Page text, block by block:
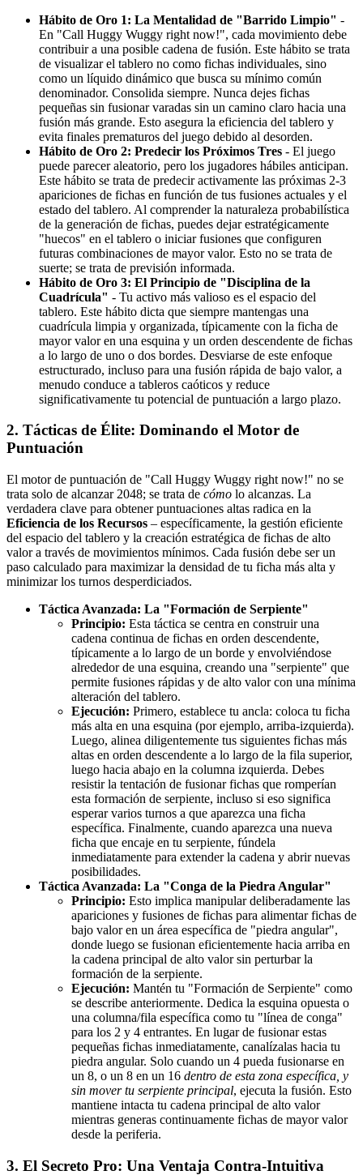
Hábito de Oro 1: La Mentalidad de "Barrido Limpio" -
En "Call Huggy Wuggy right now!", cada movimiento debe
contribuir a una posible cadena de fusión. Este hábito se trata
de visualizar el tablero no como fichas individuales, sino
como un líquido dinámico que busca su mínimo común
denominador. Consolida siempre. Nunca dejes fichas
pequeñas sin fusionar varadas sin un camino claro hacia una
fusión más grande. Esto asegura la eficiencia del tablero y
evita finales prematuros del juego debido al desorden.
Hábito de Oro 2: Predecir los Próximos Tres - El juego
puede parecer aleatorio, pero los jugadores hábiles anticipan.
Este hábito se trata de predecir activamente las próximas 2-3
apariciones de fichas en función de tus fusiones actuales y el
estado del tablero. Al comprender la naturaleza probabilística
de la generación de fichas, puedes dejar estratégicamente
"huecos" en el tablero o iniciar fusiones que configuren
futuras combinaciones de mayor valor. Esto no se trata de
suerte; se trata de previsión informada.
Hábito de Oro 3: El Principio de "Disciplina de la
Cuadrícula" - Tu activo más valioso es el espacio del
tablero. Este hábito dicta que siempre mantengas una
cuadrícula limpia y organizada, típicamente con la ficha de
mayor valor en una esquina y un orden descendente de fichas
a lo largo de uno o dos bordes. Desviarse de este enfoque
estructurado, incluso para una fusión rápida de bajo valor, a
menudo conduce a tableros caóticos y reduce
significativamente tu potencial de puntuación a largo plazo.
2. Tácticas de Élite: Dominando el Motor de
Puntuación
El motor de puntuación de "Call Huggy Wuggy right now!" no se
trata solo de alcanzar 2048; se trata de cómo lo alcanzas. La
verdadera clave para obtener puntuaciones altas radica en la
Eficiencia de los Recursos – específicamente, la gestión eficiente
del espacio del tablero y la creación estratégica de fichas de alto
valor a través de movimientos mínimos. Cada fusión debe ser un
paso calculado para maximizar la densidad de tu ficha más alta y
minimizar los turnos desperdiciados.
Táctica Avanzada: La "Formación de Serpiente"
Principio: Esta táctica se centra en construir una
cadena continua de fichas en orden descendente,
típicamente a lo largo de un borde y envolviéndose
alrededor de una esquina, creando una "serpiente" que
permite fusiones rápidas y de alto valor con una mínima
alteración del tablero.
Ejecución: Primero, establece tu ancla: coloca tu ficha
más alta en una esquina (por ejemplo, arriba-izquierda).
Luego, alinea diligentemente tus siguientes fichas más
altas en orden descendente a lo largo de la fila superior,
luego hacia abajo en la columna izquierda. Debes
resistir la tentación de fusionar fichas que romperían
esta formación de serpiente, incluso si eso significa
esperar varios turnos a que aparezca una ficha
específica. Finalmente, cuando aparezca una nueva
ficha que encaje en tu serpiente, fúndela
inmediatamente para extender la cadena y abrir nuevas
posibilidades.
Táctica Avanzada: La "Conga de la Piedra Angular"
Principio: Esto implica manipular deliberadamente las
apariciones y fusiones de fichas para alimentar fichas de
bajo valor en un área específica de "piedra angular",
donde luego se fusionan eficientemente hacia arriba en
la cadena principal de alto valor sin perturbar la
formación de la serpiente.
Ejecución: Mantén tu "Formación de Serpiente" como
se describe anteriormente. Dedica la esquina opuesta o
una columna/fila específica como tu "línea de conga"
para los 2 y 4 entrantes. En lugar de fusionar estas
pequeñas fichas inmediatamente, canalízalas hacia tu
piedra angular. Solo cuando un 4 pueda fusionarse en
un 8, o un 8 en un 16 dentro de esta zona específica, y
sin mover tu serpiente principal, ejecuta la fusión. Esto
mantiene intacta tu cadena principal de alto valor
mientras generas continuamente fichas de mayor valor
desde la periferia.
3. El Secreto Pro: Una Ventaja Contra-Intuitiva